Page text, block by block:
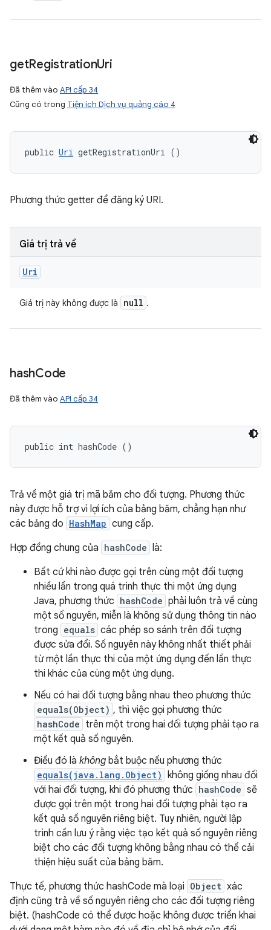
getRegistrationUri
Đã thêm vào API cấp 34
Cũng có trong Tiện ích Dịch vụ quảng cáo 4
public Uri getRegistrationUri ()
Phương thức getter để đăng ký URI.
Giá trị trả về
Uri
Giá trị này không được là null .
hashCode
Đã thêm vào API cấp 34
public int hashCode ()
Trả về một giá trị mã băm cho đối tượng. Phương thức
này được hỗ trợ vì lợi ích của bảng băm, chẳng hạn như
các bảng do HashMap cung cấp.
Hợp đồng chung của hashCode là:
Bất cứ khi nào được gọi trên cùng một đối tượng
nhiều lần trong quá trình thực thi một ứng dụng
Java, phương thức hashCode phải luôn trả về cùng
một số nguyên, miễn là không sử dụng thông tin nào
trong equals các phép so sánh trên đối tượng
được sửa đổi. Số nguyên này không nhất thiết phải
từ một lần thực thi của một ứng dụng đến lần thực
thi khác của cùng một ứng dụng.
Nếu có hai đối tượng bằng nhau theo phương thức
equals(Object) , thì việc gọi phương thức
hashCode trên một trong hai đối tượng phải tạo ra
một kết quả số nguyên.
Điều đó là không bắt buộc nếu phương thức
equals(java.lang.Object) không giống nhau đối
với hai đối tượng, khi đó phương thức hashCode sẽ
được gọi trên một trong hai đối tượng phải tạo ra
kết quả số nguyên riêng biệt. Tuy nhiên, người lập
trình cần lưu ý rằng việc tạo kết quả số nguyên riêng
biệt cho các đối tượng không bằng nhau có thể cải
thiện hiệu suất của bảng băm.
Thực tế, phương thức hashCode mà loại Object xác
định cũng trả về số nguyên riêng cho các đối tượng riêng
biệt. (hashCode có thể được hoặc không được triển khai